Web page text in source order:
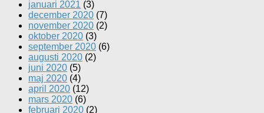
januari 2021 (3)
december 2020 (7)
november 2020 (2)
oktober 2020 (3)
september 2020 (6)
augusti 2020 (2)
juni 2020 (5)
maj 2020 (4)
april 2020 (12)
mars 2020 (6)
februari 2020 (2)